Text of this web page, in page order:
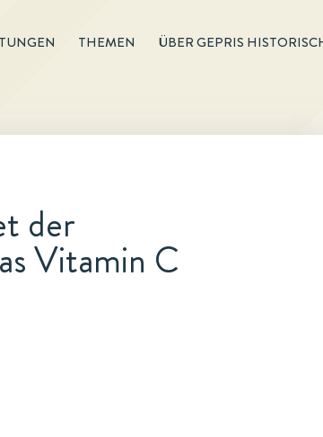
THEMEN ÜBER GEPRIS
der
Vitamin C